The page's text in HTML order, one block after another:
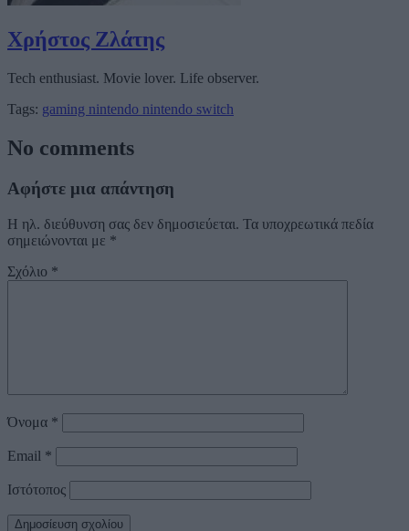
Χρήστος Ζλάτης
Tech enthusiast. Movie lover. Life observer.
Tags: gaming nintendo nintendo switch
No comments
Αφήστε μια απάντηση
Η ηλ. διεύθυνση σας δεν δημοσιεύεται. Τα υποχρεωτικά πεδία
σημειώνονται με *
Σχόλιο *
Όνομα *
Email *
Ιστότοπος